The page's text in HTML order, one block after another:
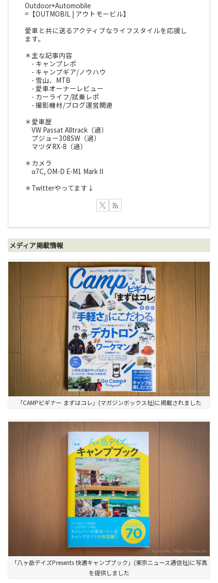
Outdoor+Automobile
=【OUTMOBIL | アウトモービル】
愛車と共に送るアクティブなライフスタイルを応援し
ます。
＊主な記事内容
- キャンプレポ
- キャンプギア/ノウハウ
- 雪山、MTB
- 愛車オーナーレビュー
- カーライフ/試乗レポ
- 撮影機材/ブログ運営関連
＊愛車歴
VW Passat Alltrack（過）
プジョー308SW（過）
マツダRX-8（過）
＊カメラ
α7C, OM-D E-M1 Mark II
＊Twitterやってます↓
メディア掲載情報
「CAMPビギナー まずはコレ」(マガジンボックス社)に掲載されました
「八ヶ岳デイズPresents 快適キャンプブック」(東京ニュース通信社)に写真
を提供しました